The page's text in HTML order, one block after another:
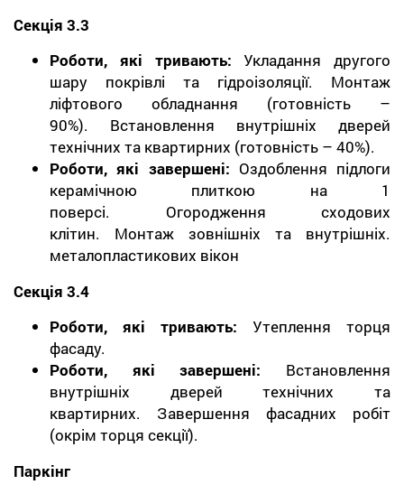
Секція 3.3
Роботи, які тривають:Укладання другого
шару покрівлі та гідроізоляції. Монтаж
ліфтового обладнання (готовність –
90%). Встановлення внутрішніх дверей
технічних та квартирних (готовність – 40%).
Роботи, які завершені: Оздоблення підлоги
керамічною плиткою на 1
поверсі. Огородження сходових
клітин. Монтаж зовнішніх та внутрішніх.
металопластикових вікон
Секція 3.4
Роботи, які тривають: Утеплення торця
фасаду.
Роботи, які завершені: Встановлення
внутрішніх дверей технічних та
квартирних. Завершення фасадних робіт
(окрім торця секції).
Паркінг